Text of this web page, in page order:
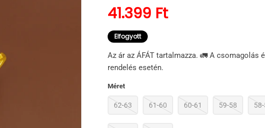
Normál ár
41.399 Ft
Elfogyott
Az ár az ÁFÁT tartalmazza. 🚛 A csomagolás
rendelés esetén.
Méret
62-63 61-60 60-61 59-58